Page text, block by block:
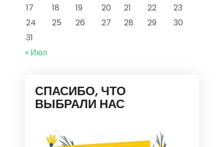
17
18 19 20 21 22
23
24
25 26 27 28 29
30
31
« Июл
СПАСИБО, ЧТО
ВЫБРАЛИ НАС